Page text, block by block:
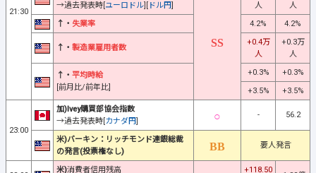
21:30
→過去発表時[ユーロドル][ ドル円]
人
人
↑・ 失業率 4.2% 4.2%
↑・ 製造業雇用者数
+0.4万
人
+0.3万
人
↑・ 平均時給
[前月比/前年比]
+0.3%
+0.3%
+3.5%
+3.5%
23:00
加)Ivey購買部協会指数
→過去発表時[カナダ円]
- 56.2
米)バーキン：リッチモンド連銀総裁
の発言(投票権なし)
要人発言
米)消費者信用残高 +118.50